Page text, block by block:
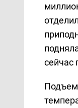
сейчас
Подъем